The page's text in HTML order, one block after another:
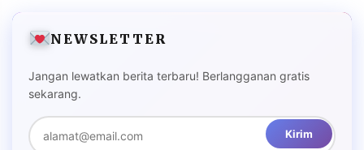
NEWSLETTER
Jangan lewatkan berita terbaru! Berlangganan gratis
sekarang.
Kirim